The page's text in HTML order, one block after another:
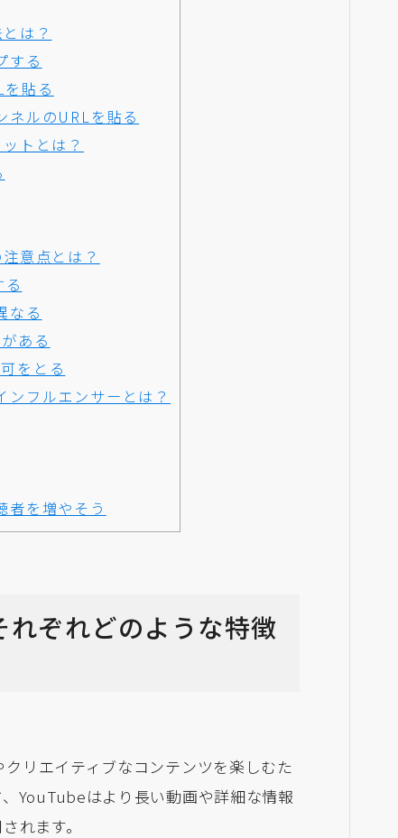
は？
する
貼る
ルのURLを貼る
トとは？
意点とは？
なる
ある
をとる
フルエンサーとは？
を増やそう
ぞれどのような特徴
リエイティブなコンテンツを楽しむた
YouTubeはより長い動画や詳細な情報
れます。